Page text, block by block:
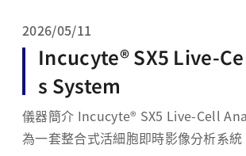
2026/05/11
Incucyte® SX5 Live-
s System
儀器簡介 Incucyte® SX5 Live-Cell
為一套整合式活細胞即時影像分析系